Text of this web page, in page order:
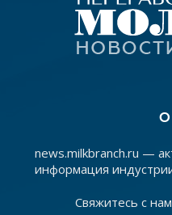
news.milkbranch.ru —
информация
Свяжитесь с